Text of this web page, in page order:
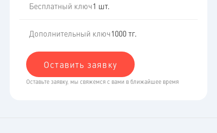
Бесплатный ключ1 шт.
Дополнительный ключ1000 тг.
Оставить заявку
Оставьте заявку, мы свяжемся с вами в ближайшее время